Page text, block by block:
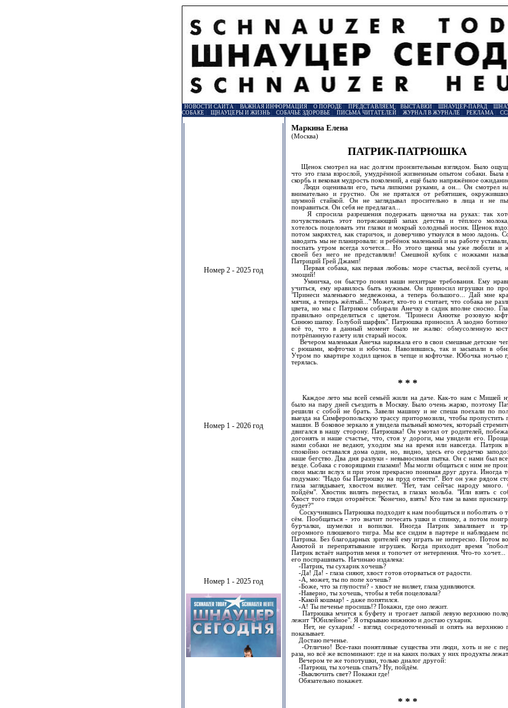
НОВОСТИ САЙТА| ВАЖНАЯ ИНФОРМАЦИЯ| О ПОРОДЕ ПРЕДСТАВЛЯЕМ| ВЫСТАВКИ ШНАУЦЕР-ПАРАД|
СОБАКЕ
ЩНАУЦЕРЫ И ЖИЗНЬ| СОБАЧЬЕ ЗДОРОВЬЕ ПИСЬМА ЧИТАТЕЛЕЙ ЖУРНАЛ В ЖУРНАЛЕ РЕКЛАМА|
Номер 2 - 2025 год
Номер 1 - 2026 год
Номер 1 - 2025 год
Маркина Елена
(Москва)
ПАТРИК-ПАТРЮШКА
Щенок смотрел на нас долгим пронзительным взглядом. Было
что это глаза взрослой, умудрённой жизненным опытом собаки. Была
скорбь и вековая мудрость поколений, а ещё было напряжённое
Люди оценивали его, тыча липкими руками, а он... Он смотрел
внимательно и грустно. Он не прятался от ребятишек,
шумной стайкой. Он не заглядывал просительно в лица и не
понравиться. Он себя не предлагал...
Я спросила разрешения подержать щеночка на руках: так
почувствовать этот потрясающий запах детства и тёплого
хотелось поцеловать эти глазки и мокрый холодный носик. Щенок
потом закряхтел, как старичок, и доверчиво уткнулся в мою ладонь.
заводить мы не планировали: и ребёнок маленький и на работе
поспать утром всегда хочется... Но этого щенка мы уже любили и
своей без него не представляли! Смешной кубик с ножками
Патриций Грей Джамп!
Первая собака, как первая любовь: море счастья, весёлой суеты,
эмоций!
Умничка, он быстро понял наши нехитрые требования. Ему
учиться, ему нравилось быть нужным. Он приносил игрушки по
"Принеси маленького медвежонка, а теперь большого... Дай мне
мячик, а теперь жёлтый..." Может, кто-то и считает, что собака не
цвета, но мы с Патриком собирали Анечку в садик вполне сносно.
правильно определиться с цветом. "Принеси Анютке розовую
Синюю шапку. Голубой шарфик". Патрюшка приносил. А заодно
всё то, что в данный момент было не жалко: обмусоленную
потрёпанную газету или старый носок.
Вечером маленькая Анечка наряжала его в свои смешные детские
с рюшами, кофточки и юбочки. Навозившись, так и засыпали в
Утром по квартире ходил щенок в чепце и кофточке. Юбочка ночью
терялась.
* * *
Каждое лето мы всей семьёй жили на даче. Как-то нам с Мишей
было на пару дней съездить в Москву. Было очень жарко, поэтому
решили с собой не брать. Завели машину и не спеша поехали по
выезда на Симферопольскую трассу притормозили, чтобы пропустить
машин. В боковое зеркало я увидела пыльный комочек, который
двигался в нашу сторону. Патрюшка! Он умотал от родителей,
догонять и наше счастье, что, стоя у дороги, мы увидели его.
нами собаки не ведают, уходим мы на время или навсегда. Патрик
спокойно оставался дома один, но, видно, здесь его сердечко
наше бегство. Два дня разлуки - невыносимая пытка. Он с нами был
везде. Собака с говорящими глазами! Мы могли общаться с ним не
свои мысли вслух и при этом прекрасно понимая друг друга. Иногда
подумаю: "Надо бы Патрюшку на пруд отвести". Вот он уже рядом
глаза заглядывает, хвостом виляет. "Нет, там сейчас народу много.
пойдём". Хвостик вилять перестал, в глазах мольба. "Или взять с
Хвост того гляди оторвётся: "Конечно, взять! Кто там за вами
будет?"
Соскучившись Патрюшка подходит к нам пообщаться и поболтать о
сём. Пообщаться - это значит почесать ушки и спинку, а потом
бурчалки, шумелки и вопилки. Иногда Патрик заваливает и
огромного плюшевого тигра. Мы все сидим в партере и наблюдаем
Патрика. Без благодарных зрителей ему играть не интересно. Потом
Анютой и перепрятывание игрушек. Когда приходит время
Патрик встаёт напротив меня и топочет от нетерпения. Что-то хочет...
его поспрашивать. Начинаю издалека:
-Патрик, ты сухарик хочешь?
-Да! Да! - глаза сияют, хвост готов оторваться от радости.
-А, может, ты по попе хочешь?
-Боже, что за глупости? - хвост не виляет, глаза удивляются.
-Наверно, ты хочешь, чтобы я тебя поцеловала?
-Какой кошмар! - даже попятился.
-А! Ты печенье просишь!? Покажи, где оно лежит.
Патрюшка мчится к буфету и трогает лапкой левую верхнюю
лежит "Юбилейное". Я открываю нижнюю и достаю сухарик.
Нет, не сухарик! - взгляд сосредоточенный и опять на верхнюю
показывает.
Достаю печенье.
-Отлично! Все-таки понятливые существа эти люди, хоть и не с
раза, но всё же вспоминают: где и на каких полках у них продукты
Вечером те же топотушки, только диалог другой:
-Патрюш, ты хочешь спать? Ну, пойдём.
-Выключить свет? Покажи где!
Обязательно покажет.
* * *